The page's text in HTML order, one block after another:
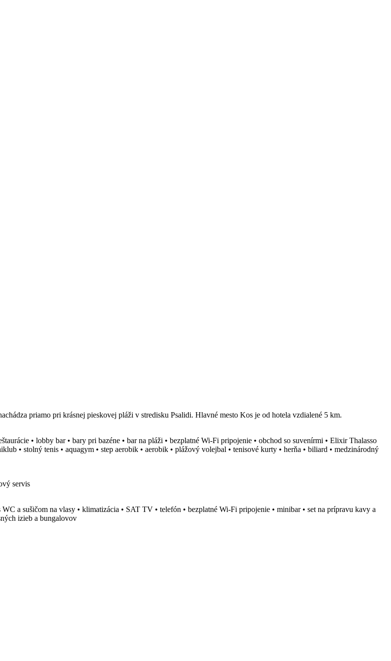
priamo pri krásnej pieskovej pláži v stredisku Psalidi. Hlavné mesto Kos je od hotela vzdialené 5 km.
• lobby bar • bary pri bazéne • bar na pláži • bezplatné Wi-Fi pripojenie • obchod so suvenírmi • Elixir Thalasso
• stolný tenis • aquagym • step aerobik • aerobik • plážový volejbal • tenisové kurty • herňa • biliard • medzinárodný
servis
a sušičom na vlasy • klimatizácia • SAT TV • telefón • bezplatné Wi-Fi pripojenie • minibar • set na prípravu kavy a
izieb a bungalovov